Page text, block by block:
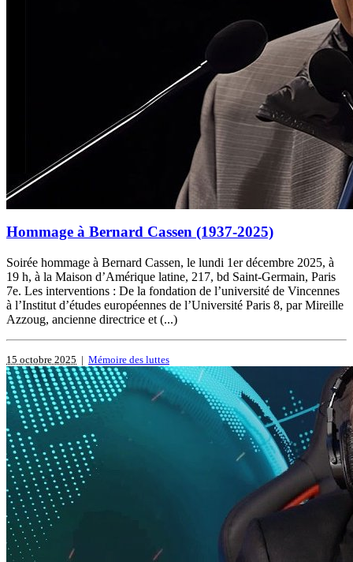
Hommage à Bernard Cassen (1937-2025)
Soirée hommage à Bernard Cassen, le lundi 1er décembre 2025, à
19 h, à la Maison d’Amérique latine, 217, bd Saint-Germain, Paris
7e. Les interventions : De la fondation de l’université de Vincennes
à l’Institut d’études européennes de l’Université Paris 8, par Mireille
Azzoug, ancienne directrice et (...)
15 octobre 2025 | Mémoire des luttes